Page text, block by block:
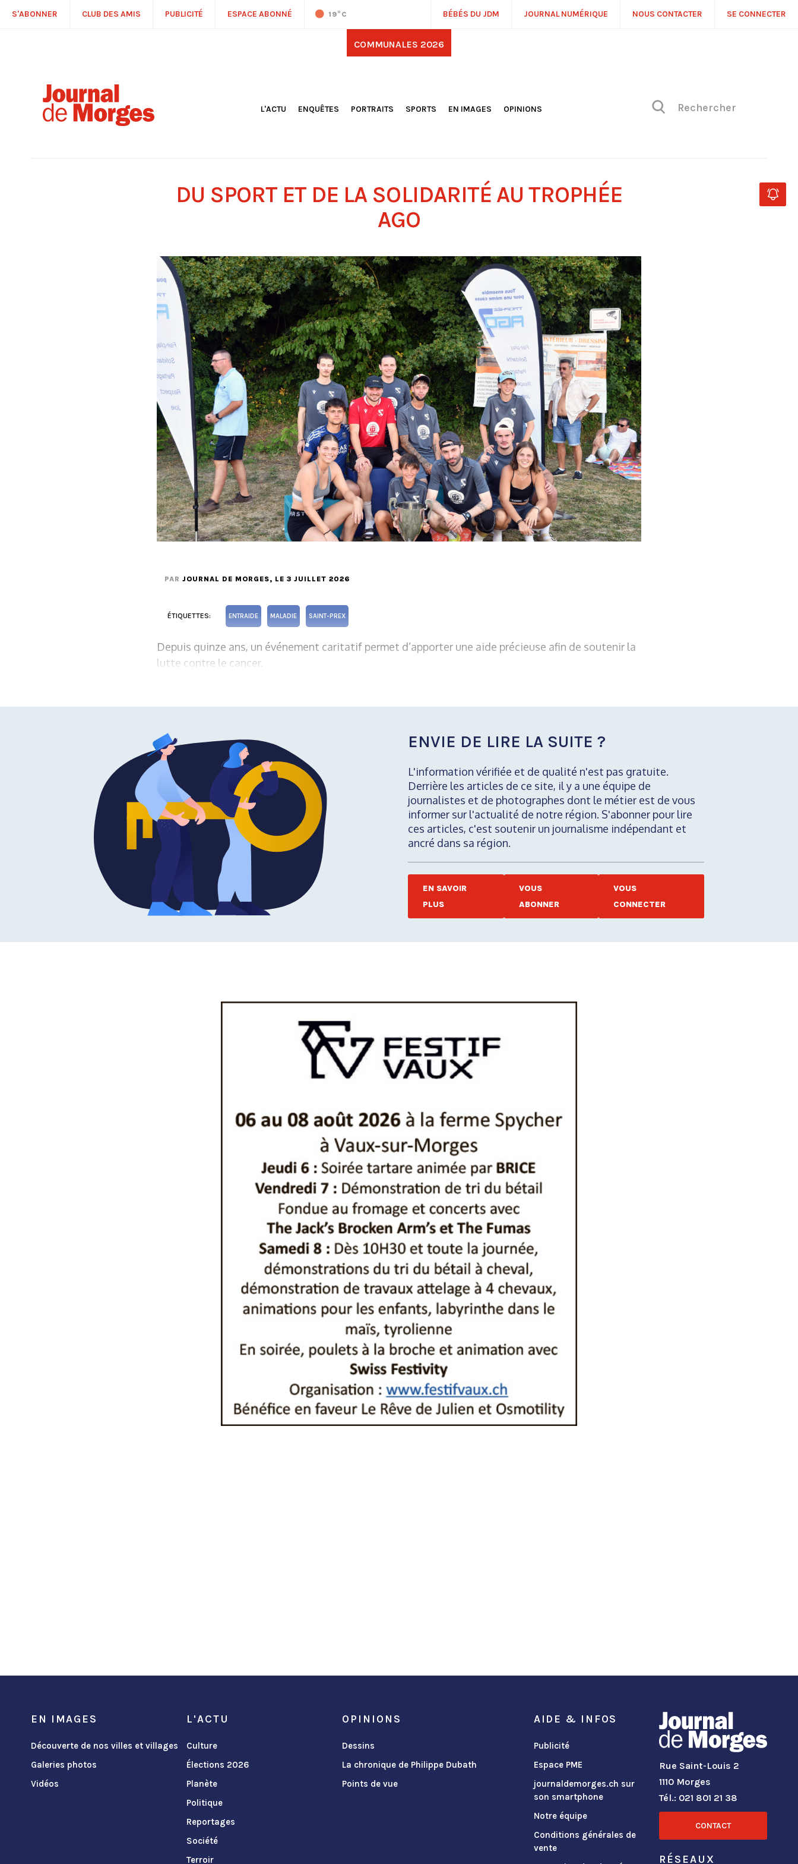
S'ABONNER CLUB DES AMIS PUBLICITÉ ESPACE ABONNÉ 19°C BÉBÉS DU JDM JOURNAL NUMÉRIQUE NOUS CONTACTER SE CONNECTER
COMMUNALES 2026
L'ACTU
CULTURE
PLANÈTE
ENQUÊTES PORTRAITS
SPORTS
EN IMAGES
OPINIONS
DU SPORT ET DE LA SOLIDARITÉ AU TROPHÉE
AGO
PAR JOURNAL DE MORGES, LE 3 JUILLET 2026
ÉTIQUETTES: ENTRAIDE MALADIE SAINT-PREX
Depuis quinze ans, un événement caritatif permet d’apporter une aide précieuse afin de soutenir la
lutte contre le cancer.
ENVIE DE LIRE LA SUITE ?
L'information vérifiée et de qualité n'est pas gratuite.
Derrière les articles de ce site, il y a une équipe de
journalistes et de photographes dont le métier est de vous
informer sur l'actualité de notre région. S'abonner pour lire
ces articles, c'est soutenir un journalisme indépendant et
ancré dans sa région.
EN SAVOIR
PLUS
VOUS
ABONNER
VOUS
CONNECTER
EN IMAGES
Découverte de nos villes et villages
Galeries photos
Vidéos
L'ACTU
Culture
Élections 2026
Planète
Politique
Reportages
Société
Terroir
OPINIONS
Dessins
La chronique de Philippe Dubath
Points de vue
AIDE & INFOS
Publicité
Espace PME
journaldemorges.ch sur
son smartphone
Notre équipe
Conditions générales de
vente
Rue Saint-Louis 2
1110 Morges
Tél.: 021 801 21 38
CONTACT
RÉSEAUX